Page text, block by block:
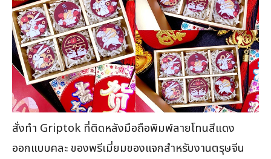
สั่งทำ Griptok ที่ติดหลังมือถือพิมพ์ลายโทนสีแดง
ออกแบบคละ ของพรีเมี่ยมของแจกสำหรับงานตรุษจีน